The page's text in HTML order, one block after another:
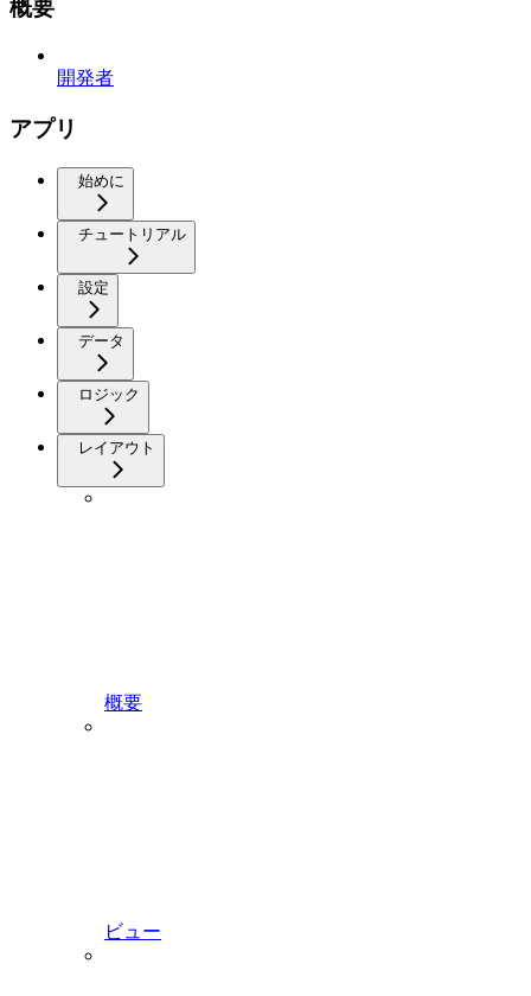
概要
開発者
アプリ
始めに
チュートリアル
設定
データ
ロジック
レイアウト
概要
ビュー